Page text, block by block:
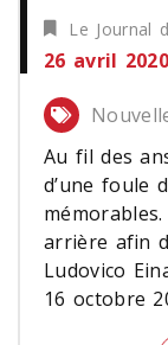
Le Journal
26 avril 2020
Au fil des
d’une foule
arrière afin
Ludovico
16 octobre